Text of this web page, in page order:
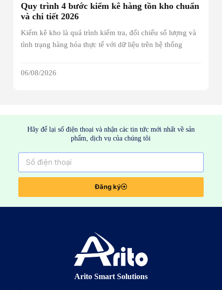
Quy trình 4 bước kiểm kê hàng tồn kho chuẩn
và chi tiết 2026
Kiểm kê kho là quá trình kiểm tra, đối chiếu số lượng và
tình trạng hàng hóa thực tế với dữ liệu trên hệ thống
06/08/2026
Hãy để lại số điện thoại và nhận các tin tức mới nhất về sản
phẩm, dịch vụ của chúng tôi
Đăng ký
Arito Smart Solutions